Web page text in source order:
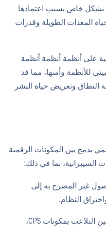
بشكل خاص بسبب اعتمادها
المعدات الطويلة وقدرات
على أنظمة أنظمة أنظمة
للأنظمة وأمنها، مما قد
وتعريض حياة البشر
يدمج بين المكونات الرقمية
السيبرانية، بما في ذلك:
غير المصرح به إلى
: يمكن للمتسللين التلاعب بمكونات CPS،